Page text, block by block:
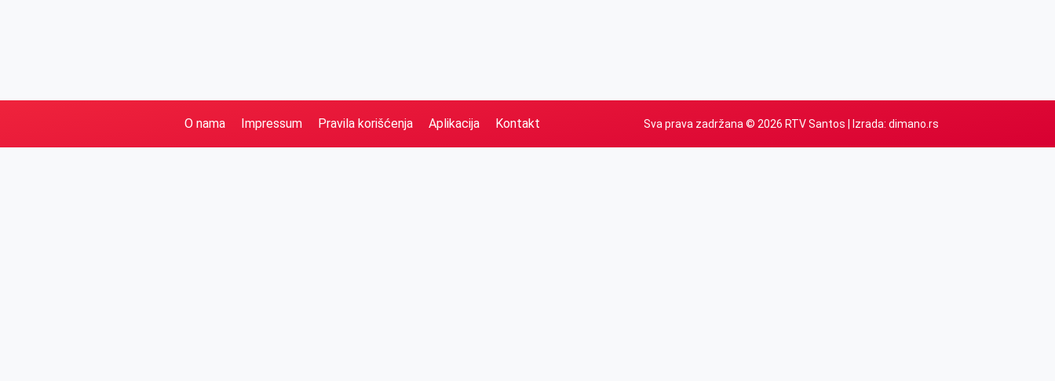
O nama Impressum Pravila korišćenja Aplikacija Kontakt Sva prava zadržana © 2026 RTV Santos | Izrada: dimano.rs